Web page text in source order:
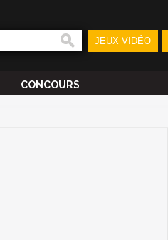
JEUX VIDÉO
CONCOURS